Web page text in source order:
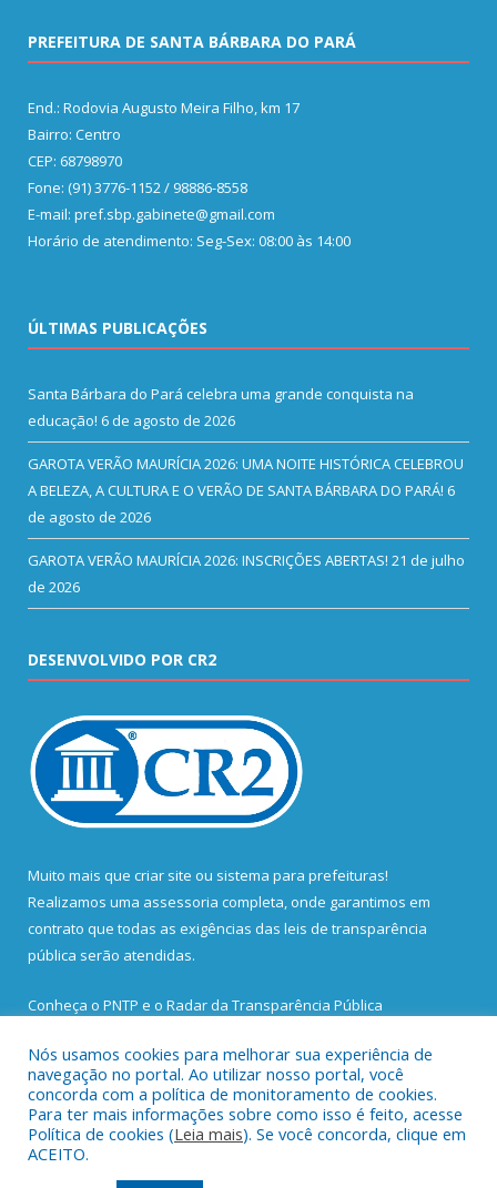
PREFEITURA DE SANTA BÁRBARA DO PARÁ
End.: Rodovia Augusto Meira Filho, km 17
Bairro: Centro
CEP: 68798970
Fone: (91) 3776-1152 / 98886-8558
E-mail: pref.sbp.gabinete@gmail.com
Horário de atendimento: Seg-Sex: 08:00 às 14:00
ÚLTIMAS PUBLICAÇÕES
Santa Bárbara do Pará celebra uma grande conquista na
educação! 6 de agosto de 2026
GAROTA VERÃO MAURÍCIA 2026: UMA NOITE HISTÓRICA CELEBROU
A BELEZA, A CULTURA E O VERÃO DE SANTA BÁRBARA DO PARÁ! 6
de agosto de 2026
GAROTA VERÃO MAURÍCIA 2026: INSCRIÇÕES ABERTAS! 21 de julho
de 2026
DESENVOLVIDO POR CR2
Muito mais que criar site ou sistema para prefeituras!
Realizamos uma assessoria completa, onde garantimos em
contrato que todas as exigências das leis de transparência
pública serão atendidas.
Conheça o PNTP e o Radar da Transparência Pública
Todos os direitos reservados a Prefeitura Municipal de Santa
Bárbara do Pará.
Nós usamos cookies para melhorar sua experiência de
navegação no portal. Ao utilizar nosso portal, você
concorda com a política de monitoramento de cookies.
Para ter mais informações sobre como isso é feito, acesse
Política de cookies (Leia mais). Se você concorda, clique em
ACEITO.